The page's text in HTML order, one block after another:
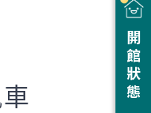
開館狀態